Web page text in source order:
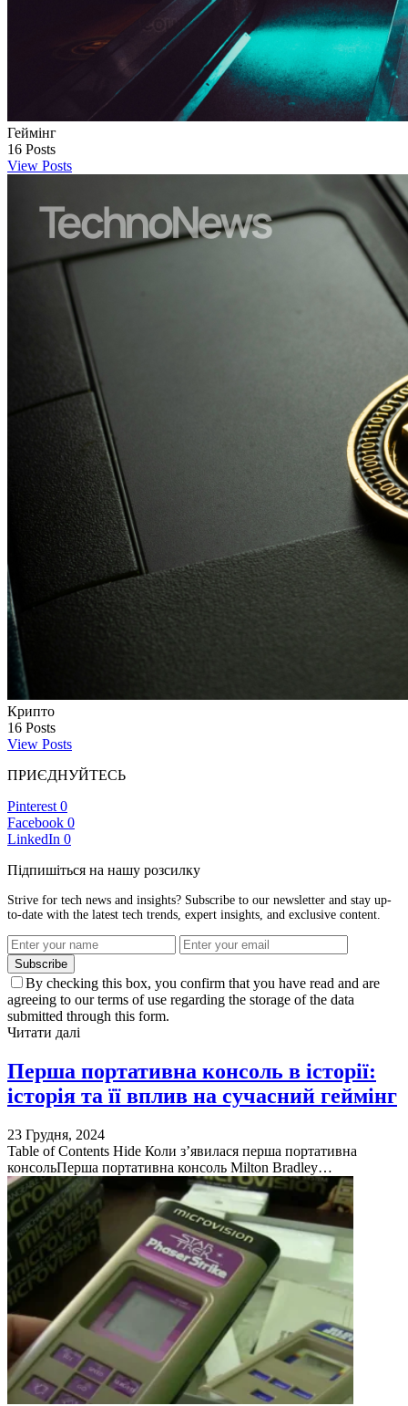
Геймінг
16 Posts
View Posts
Крипто
16 Posts
View Posts
ПРИЄДНУЙТЕСЬ
Pinterest 0
Facebook 0
LinkedIn 0
Підпишіться на нашу розсилку
Strive for tech news and insights? Subscribe to our newsletter and stay up-
to-date with the latest tech trends, expert insights, and exclusive content.
Subscribe
By checking this box, you confirm that you have read and are
agreeing to our terms of use regarding the storage of the data
submitted through this form.
Читати далі
Перша портативна консоль в історії:
історія та її вплив на сучасний геймінг
23 Грудня, 2024
Table of Contents Hide Коли з’явилася перша портативна
консольПерша портативна консоль Milton Bradley…